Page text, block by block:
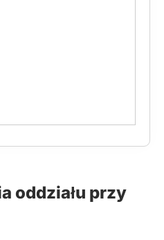
oddziału przy